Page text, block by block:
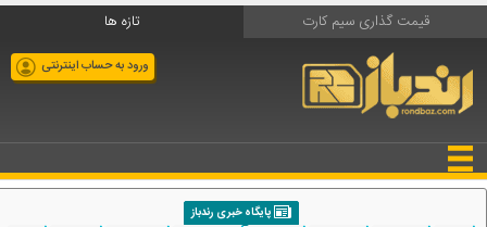
قیمت گذاری سیم کارت تازه ها
ورود به حساب اینترنتی
پایگاه خبری رندباز